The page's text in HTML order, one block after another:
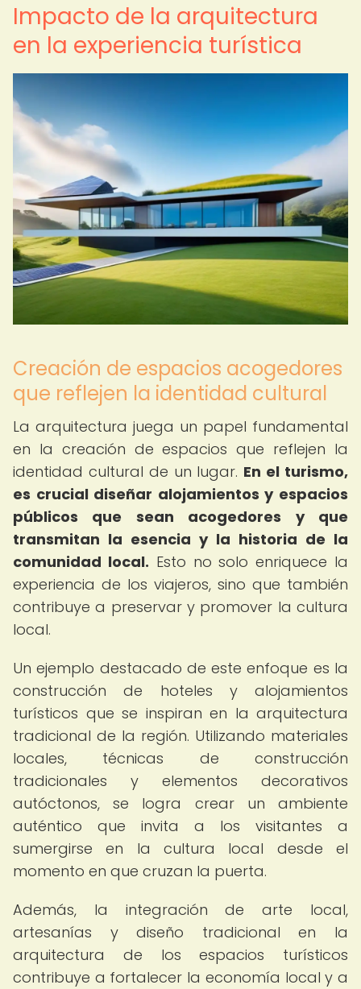
Impacto de la arquitectura
en la experiencia turística
Creación de espacios acogedores
que reflejen la identidad cultural
La arquitectura juega un papel fundamental
en la creación de espacios que reflejen la
identidad cultural de un lugar. En el turismo,
es crucial diseñar alojamientos y espacios
públicos que sean acogedores y que
transmitan la esencia y la historia de la
comunidad local. Esto no solo enriquece la
experiencia de los viajeros, sino que también
contribuye a preservar y promover la cultura
local.
Un ejemplo destacado de este enfoque es la
construcción de hoteles y alojamientos
turísticos que se inspiran en la arquitectura
tradicional de la región. Utilizando materiales
locales, técnicas de construcción
tradicionales y elementos decorativos
autóctonos, se logra crear un ambiente
auténtico que invita a los visitantes a
sumergirse en la cultura local desde el
momento en que cruzan la puerta.
Además, la integración de arte local,
artesanías y diseño tradicional en la
arquitectura de los espacios turísticos
contribuye a fortalecer la economía local y a